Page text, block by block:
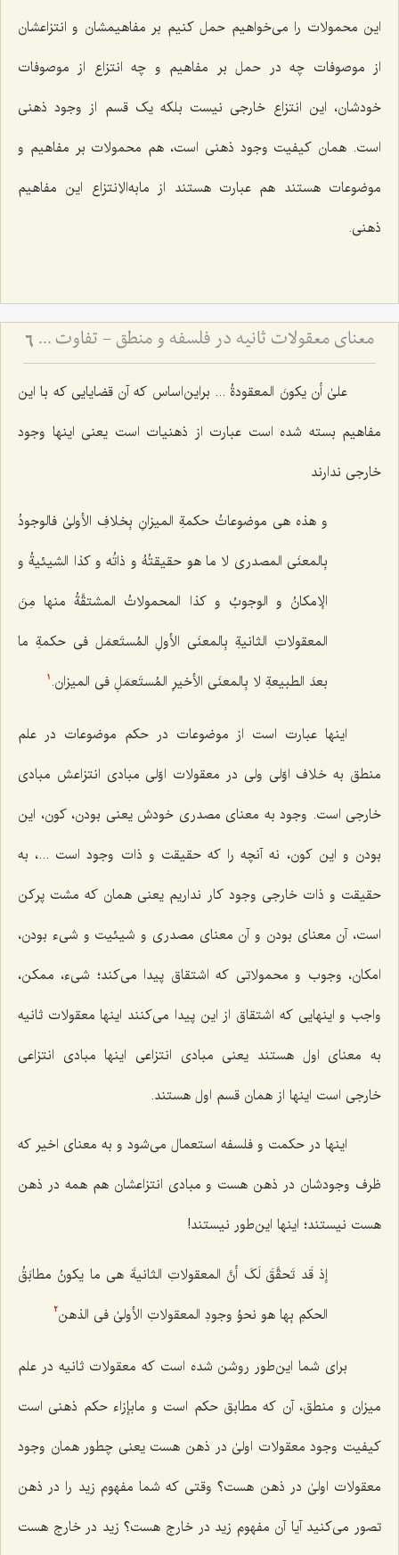
این محمولات را می‌خواهیم حمل کنیم بر مفاهیمشان و انتزاعشان
از موصوفات چه در حمل بر مفاهیم و چه انتزاع از موصوفات
خودشان، این انتزاع خارجی نیست بلکه یک قسم از وجود ذهنی
است. همان کیفیت وجود ذهنی است، هم محمولات بر مفاهیم و
موضوعات هستند هم عبارت هستند از مابه‌الاِنتزاع این مفاهیم
ذهنی.
معنای معقولات ثانیه در فلسفه و منطق - تفاوت مفاهیم فلسفی و منطقی در کلام مرحوم آخوند 6
علىٰ أن یکونَ المعقودةُ ... براین‌اساس که آن قضایایی که با این
مفاهیم بسته شده است عبارت از ذهنیات است یعنی اینها وجود
خارجی ندارند
و هذه هی موضوعاتُ حکمةِ المیزانِ بِخلافِ الأولىٰ فالوجودُ
بِالمعنَى المصدری لا ما هو حقیقتُهُ و ذاتُه‌ و کذا الشیئیةُ و
الإمکانُ و الوجوبُ و کذا المحمولاتُ المشتقَّةُ منها مِنَ
المعقولاتِ الثانیةِ بِالمعنَى الأولِ المُستَعمَل فی حکمةِ ما
بعدَ الطبیعةِ لا بِالمعنَى الأخیرِ المُستَعمَلِ فی المیزان. 1
اینها عبارت است از موضوعات در حکم موضوعات در علم
منطق به خلاف اوّلی ولی در معقولات اوّلی مبادی انتزاعش مبادی
خارجی است. وجود به معنای مصدری خودش یعنی بودن، کون، این
بودن و این کون، نه آنچه را که حقیقت و ذات وجود است ...، به
حقیقت و ذات خارجی وجود کار نداریم یعنی همان که مشت پرکن
است، آن معنای بودن و آن معنای مصدری و شیئیت و شیء بودن،
امکان، وجوب و محمولاتی که اشتقاق پیدا می‌کند؛ شیء، ممکن،
واجب و اینهایی که اشتقاق از این پیدا می‌کنند اینها معقولات ثانیه
به معنای اول هستند یعنی مبادی انتزاعی اینها مبادی انتزاعی
خارجی است اینها از همان قسم اول هستند.
اینها در حکمت و فلسفه استعمال می‌شود و به معنای اخیر که
ظرف وجودشان در ذهن هست و مبادی انتزاعشان هم همه در ذهن
هست نیستند؛ اینها این‌طور نیستند!
إذ قَد تَحقَّقَ لَکَ أنَّ المعقولاتِ الثانیةَ هی ما یکونُ مطابَقُ
الحکمِ بِها هو نحوُ وجودِ المعقولاتِ الأولىٰ فی الذهن2
برای شما این‌طور روشن شده است که معقولات ثانیه در علم
میزان و منطق، آن که مطابق حکم است و مابإزاء حکم ذهنی است
کیفیت وجود معقولات اولیٰ در ذهن هست یعنی چطور همان وجود
معقولات اولیٰ در ذهن هست؟ وقتی که شما مفهوم زید را در ذهن
تصور می‌کنید آیا آن مفهوم زید در خارج هست؟ زید در خارج هست